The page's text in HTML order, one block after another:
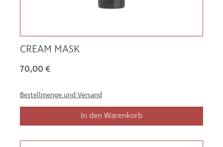
CREAM MASK
70,00 €
Bestellmenge und Versand
In den Warenkorb